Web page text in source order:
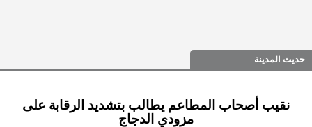
حديث المدينة
نقيب أصحاب المطاعم يطالب بتشديد الرقابة على
مزودي الدجاج